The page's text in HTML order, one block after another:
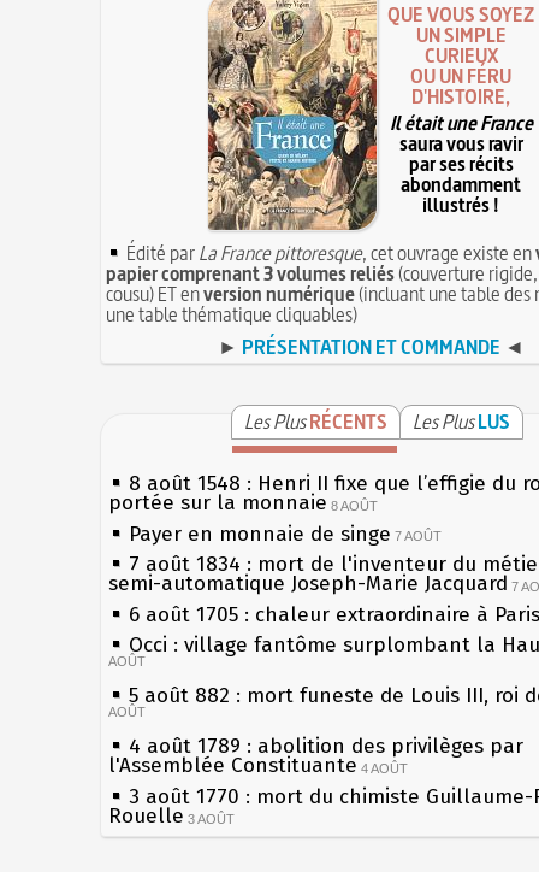
QUE VOUS SOYEZ
UN SIMPLE
CURIEUX
OU UN FÉRU
D'HISTOIRE,
Il était une France
saura vous ravir
par ses récits
abondamment
illustrés !
Édité parLa France pittoresque, cet ouvrage existe en
papier comprenant 3 volumes reliés(couverture
cousu) ET enversion numérique(incluant une table des
une table thématique cliquables)
► PRÉSENTATION ET COMMANDE ◄
Les PlusRÉCENTS Les PlusLUS
8 août 1548 : Henri II fixe que l’effigie du
portée sur la monnaie 8 AOÛT
Payer en monnaie de singe 7 AOÛT
7 août 1834 : mort de l'inventeur du
semi-automatique Joseph-Marie Jacquard 7
6 août 1705 : chaleur extraordinaire à Paris
Occi : village fantôme surplombant la
AOÛT
5 août 882 : mort funeste de Louis III, roi
AOÛT
4 août 1789 : abolition des privilèges par
l'Assemblée Constituante 4 AOÛT
3 août 1770 : mort du chimiste Guillaume-
Rouelle 3 AOÛT
Musée Jean de La Fontaine : réouverture